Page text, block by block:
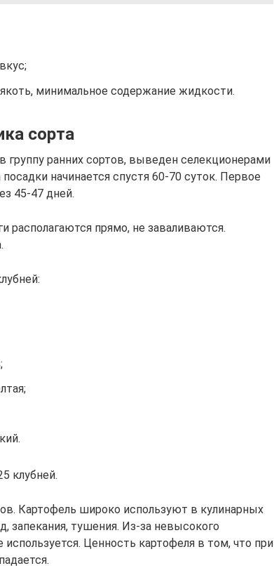
минимальное содержание жидкости.
сорта
группу ранних сортов, выведен селекционерами
начинается спустя 60-70 суток. Первое
45-47 дней.
располагаются прямо, не заваливаются.
клубней.
Картофель широко используют в кулинарных
запекания, тушения. Из-за невысокого
Ценность картофеля в том, что при